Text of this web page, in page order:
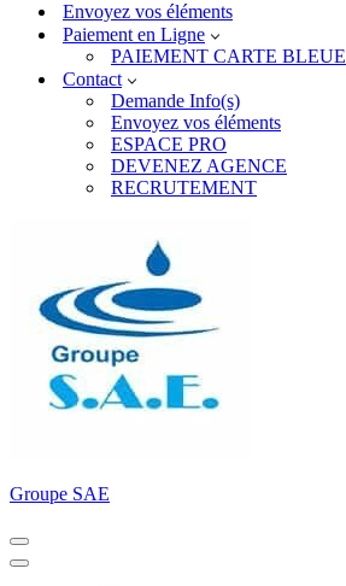
Envoyez vos éléments
Paiement en Ligne
PAIEMENT CARTE BLEUE
Contact
Demande Info(s)
Envoyez vos éléments
ESPACE PRO
DEVENEZ AGENCE
RECRUTEMENT
Groupe SAE
Menu
de
Menu